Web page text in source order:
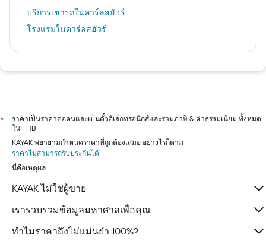
บริการเช่ารถในคาร์ลสฮัวร์
โรงแรมในคาร์ลสฮัวร์
*
ราคาเป็นราคาต่อคนและเป็นตั๋วอิเล็กทรอนิกส์และรวมภาษี & ค่าธรรมเนียม ทั้งหมด
ใน THB
KAYAK พยายามกำหนดราคาที่ถูกต้องเสมอ อย่างไรก็ตาม
ราคาไม่สามารถรับประกันได้
นี่คือเหตุผล:
KAYAK ไม่ใช่ผู้ขาย
เรารวบรวมข้อมูลมหาศาลเพื่อคุณ
ทำไมราคาถึงไม่แม่นยำ 100%?